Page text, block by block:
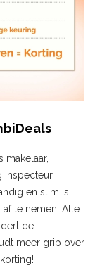
makelaar,
inspecteur
en slim is
te nemen. Alle
de
meer grip over